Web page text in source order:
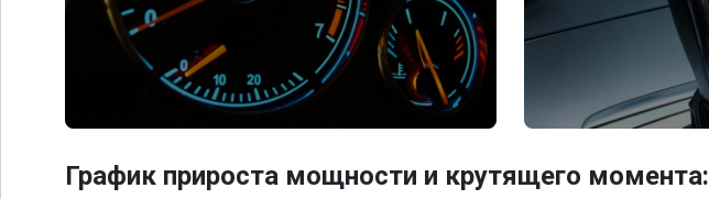
График прироста мощности и крутящего момента: